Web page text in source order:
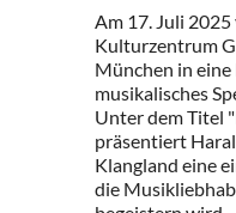
Am 17. Juli
Kulturzentrum
München in
musikalisches
Unter dem Titel
präsentiert
Klangland eine
die